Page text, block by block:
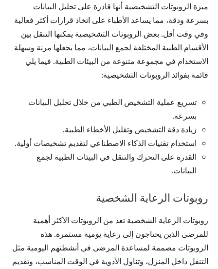
ميزة الروبوتات التشخيصية أنها قادرة على تحليل البيانات
بسرعة ودقة، مما يساعد الأطباء على اتخاذ قرارات أكثر فعالية
وفي وقت أقل. بعض الروبوتات التشخيصية يمكنها التنقل بين
الأقسام الطبية المختلفة لجمع البيانات، مما يجعلها مرنة وسهلة
الاستخدام في مجموعة متنوعة من البيئات الطبية. فيما يلي
قائمة بفوائد الروبوتات التشخيصية:
تسريع عملية التشخيص الطبي من خلال تحليل البيانات
بسرعة.
زيادة دقة التشخيص وتقليل الأخطاء الطبية.
استخدام تقنيات الذكاء الاصطناعي لتقديم تشخيصات أولية.
القدرة على التحرك والتنقل في البيئات الطبية لجمع
البيانات.
روبوتات الرعاية الشخصية
روبوتات الرعاية الشخصية تعد من الروبوتات الأكثر أهمية
للمرضى الذين يحتاجون إلى رعاية يومية مستمرة. هذه
الروبوتات مصممة لمساعدة المرضى في أنشطتهم اليومية مثل
التنقل داخل المنزل، وتناول الأدوية في الوقت المناسب، وتقديم